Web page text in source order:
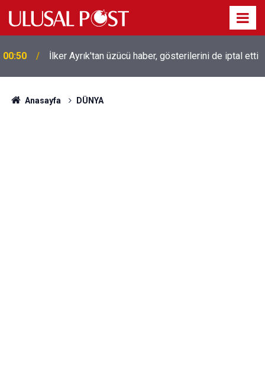
00:39
Liverpool efsanesi Mısırlı yıldız Mohamed Salah
Trabzonspor ile anlaştı! Yarın geliyor
Anasayfa DÜNYA